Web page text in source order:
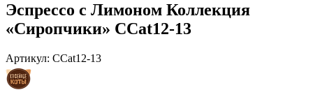
Эспрессо с Лимоном Коллекция
«Сиропчики» CCat12-13
Артикул: CCat12-13